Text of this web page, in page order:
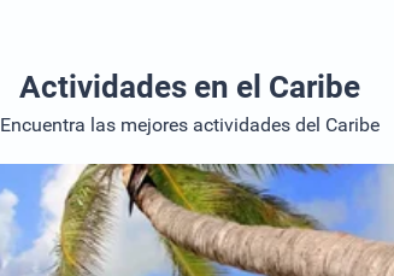
Actividades en el Caribe
Encuentra las mejores actividades del Caribe